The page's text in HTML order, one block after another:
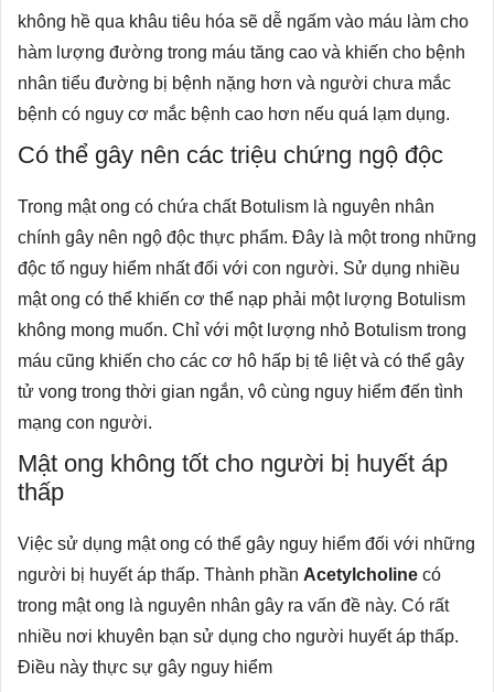
không hề qua khâu tiêu hóa sẽ dễ ngấm vào máu làm cho
hàm lượng đường trong máu tăng cao và khiến cho bệnh
nhân tiểu đường bị bệnh nặng hơn và người chưa mắc
bệnh có nguy cơ mắc bệnh cao hơn nếu quá lạm dụng.
Có thể gây nên các triệu chứng ngộ độc
Trong mật ong có chứa chất Botulism là nguyên nhân
chính gây nên ngộ độc thực phẩm. Đây là một trong những
độc tố nguy hiểm nhất đối với con người. Sử dụng nhiều
mật ong có thể khiến cơ thể nạp phải một lượng Botulism
không mong muốn. Chỉ với một lượng nhỏ Botulism trong
máu cũng khiến cho các cơ hô hấp bị tê liệt và có thể gây
tử vong trong thời gian ngắn, vô cùng nguy hiểm đến tình
mạng con người.
Mật ong không tốt cho người bị huyết áp
thấp
Việc sử dụng mật ong có thể gây nguy hiểm đối với những
người bị huyết áp thấp. Thành phần Acetylcholine có
trong mật ong là nguyên nhân gây ra vấn đề này. Có rất
nhiều nơi khuyên bạn sử dụng cho người huyết áp thấp.
Điều này thực sự gây nguy hiểm